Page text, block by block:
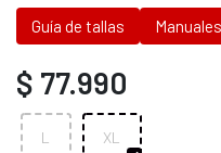
Guía de tallas Manuales
$ 77.990
L XL